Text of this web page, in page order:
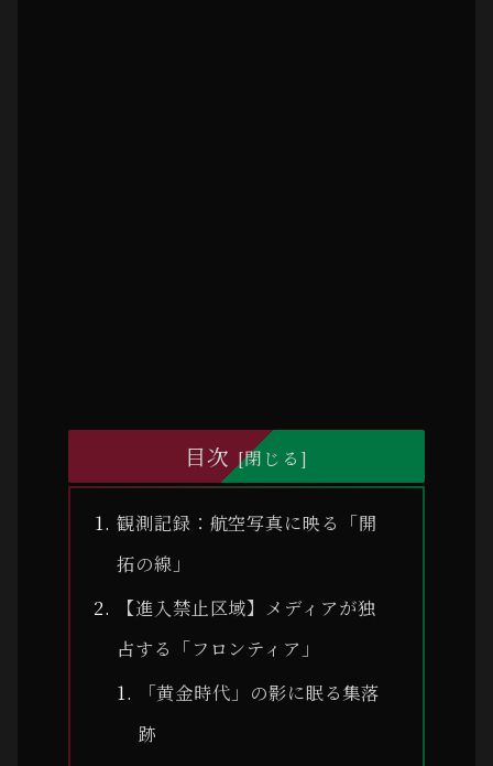
目次
観測記録：航空写真に映る「開
拓の線」
【進入禁止区域】メディアが独
占する「フロンティア」
「黄金時代」の影に眠る集落
跡